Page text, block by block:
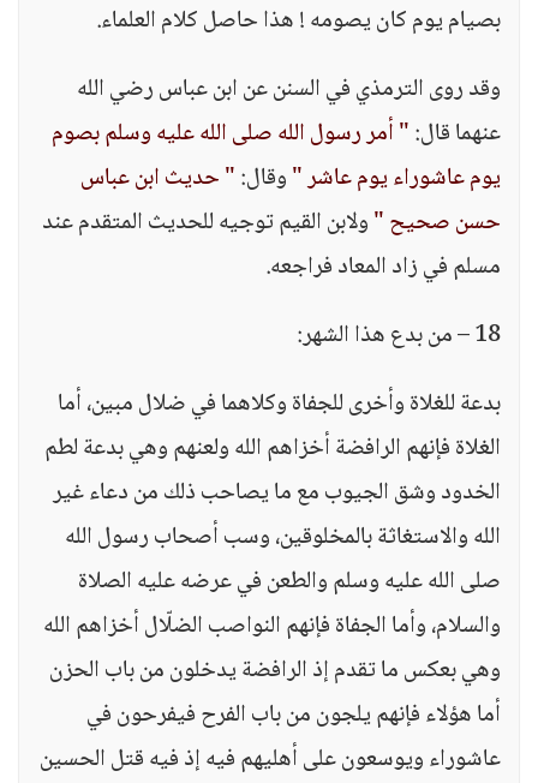
بصيام يوم كان يصومه ! هذا حاصل كلام العلماء.
وقد روى الترمذي في السنن عن ابن عباس رضي الله
عنهما قال:" أمر رسول الله صلى الله عليه وسلم بصوم
يوم عاشوراء يوم عاشر "وقال:" حديث ابن عباس
حسن صحيح "ولابن القيم توجيه للحديث المتقدم عند
مسلم في زاد المعاد فراجعه.
18 – من بدع هذا الشهر:
بدعة للغلاة وأخرى للجفاة وكلاهما في ضلال مبين، أما
الغلاة فإنهم الرافضة أخزاهم الله ولعنهم وهي بدعة لطم
الخدود وشق الجيوب مع ما يصاحب ذلك من دعاء غير
الله والاستغاثة بالمخلوقين، وسب أصحاب رسول الله
صلى الله عليه وسلم والطعن في عرضه عليه الصلاة
والسلام، وأما الجفاة فإنهم النواصب الضلّال أخزاهم الله
وهي بعكس ما تقدم إذ الرافضة يدخلون من باب الحزن
أما هؤلاء فإنهم يلجون من باب الفرح فيفرحون في
عاشوراء ويوسعون على أهليهم فيه إذ فيه قتل الحسين